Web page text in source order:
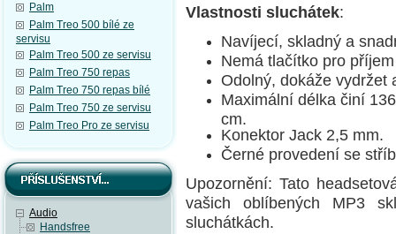
Palm
Palm Treo 500 bílé ze
servisu
Palm Treo 500 ze servisu
Palm Treo 750 repas
Palm Treo 750 repas bílé
Palm Treo 750 ze servisu
Palm Treo Pro ze servisu
Audio
Handsfree
Vlastnosti sluchátek:
Navíjecí, skladný a
Nemá tlačítko pro
Odolný, dokáže vydržet
Maximální délka činí
cm.
Konektor Jack 2,5 mm.
Černé provedení se
Upozornění: Tato
vašich oblíbených MP3
sluchátkách.